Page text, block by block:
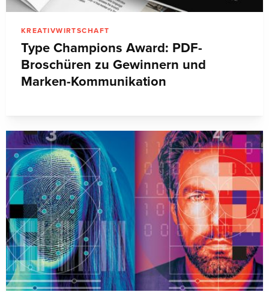
KREATIVWIRTSCHAFT
Type Champions Award: PDF-
Broschüren zu Gewinnern und
Marken-Kommunikation